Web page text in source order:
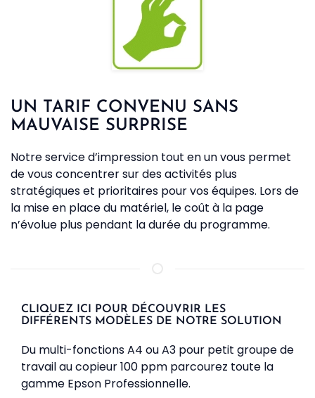
UN TARIF CONVENU SANS
MAUVAISE SURPRISE
Notre service d’impression tout en un vous permet
de vous concentrer sur des activités plus
stratégiques et prioritaires pour vos équipes. Lors de
la mise en place du matériel, le coût à la page
n’évolue plus pendant la durée du programme.
CLIQUEZ ICI POUR DÉCOUVRIR LES
DIFFÉRENTS MODÈLES DE NOTRE SOLUTION
Du multi-fonctions A4 ou A3 pour petit groupe de
travail au copieur 100 ppm parcourez toute la
gamme Epson Professionnelle.